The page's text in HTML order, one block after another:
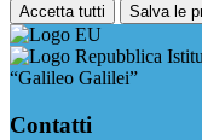
Accetta tutti Salva le
“Galileo Galilei”
Contatti